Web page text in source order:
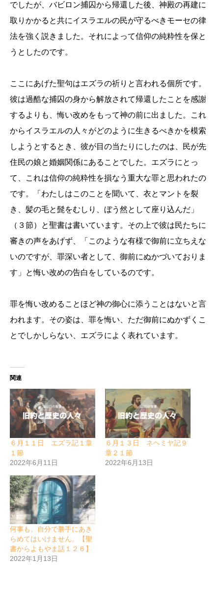
でしたが、バビロン捕囚から帰還した後、神殿の再建に
取りかかると共にイスラエルの民が守るべきモーセの律
法を強く説きました。それによって信仰の純粋性を保と
うとしたのです。
ここにあげた聖句はエズラの祈りと言われる個所です。
彼は過酷な捕囚の身から解放されて帰還したことを感謝
するよりも、悔い改めをもって神の前に出ました。これ
からイスラエルの人々がどのように生きるべきかを模索
しようとするとき、彼が目の当たりにしたのは、民が先
住民の娘と婚姻関係にあることでした。エズラにとっ
て、これは信仰の純粋性を損なう重大な罪と思われたの
です。「わたしはこのことを聞いて、衣とマントを裂
き、髪の毛と髭をむしり、ぼう然として座り込んだ」
（３節）と聖書は書いています。その上で彼は民たちに
審きの声をあげず、「このような有様で御前に立ちえな
いのですが、罪深い者として、御前にぬかづいておりま
す」と悔い改めの告白をしているのです。
罪を悔い改めることほど神の御心に添うことはないと言
われます。その姿は、罪を悔い、ただ御前にぬかずくこ
とでしかしらない、エズラによく表れています。
関連
６月１１日 エズラ記１章
１節
2022年6月11日
６月１３日 ネヘミヤ記９
章２１節
2022年6月13日
何事も、自分で勝手にあき
らめてはいけません。【聖
書からよもやま話１２６】
2022年1月13日